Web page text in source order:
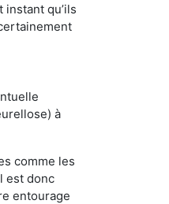
qu’ils
à
comme les
est donc
entourage